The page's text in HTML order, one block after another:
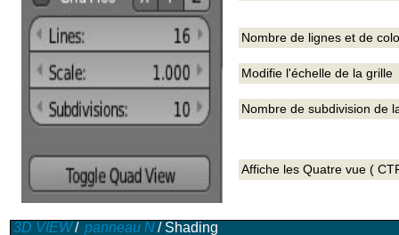
3D VIEW/ panneau N/ Shading
Nombre de lignes et de
Modifie l'échelle de la grille
Nombre de subdivision de
Affiche les Quatre vue (